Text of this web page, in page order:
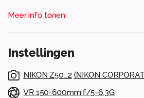
meer gevoel voor een
Jos.
Alle rechten voorbehouden
Meer info tonen
Instellingen
NIKON Z50_2 (NIKON
VR 150-600mm f/5-6.3G